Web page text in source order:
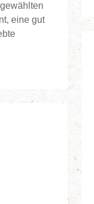
eine gut